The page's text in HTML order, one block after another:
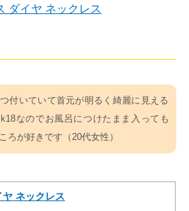
付いていて首元が明るく綺麗に見える
なのでお風呂につけたまま入っても
ろが好きです（20代女性）
ヤ ネックレス